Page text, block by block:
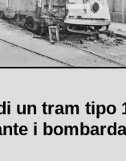
un tram tipo
i